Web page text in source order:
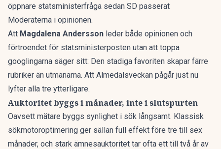
öppnare statsministerfråga sedan SD passerat
Moderaterna i opinionen.
Att Magdalena Andersson leder både opinionen och
förtroendet för statsministerposten utan att toppa
googlingarna säger sitt: Den stadiga favoriten skapar färre
rubriker än utmanarna. Att Almedalsveckan pågår just nu
lyfter alla tre ytterligare.
Auktoritet byggs i månader, inte i slutspurten
Oavsett mätare byggs synlighet i sök långsamt. Klassisk
sökmotoroptimering ger sällan full effekt före tre till sex
månader, och stark ämnesauktoritet tar ofta ett till två år av